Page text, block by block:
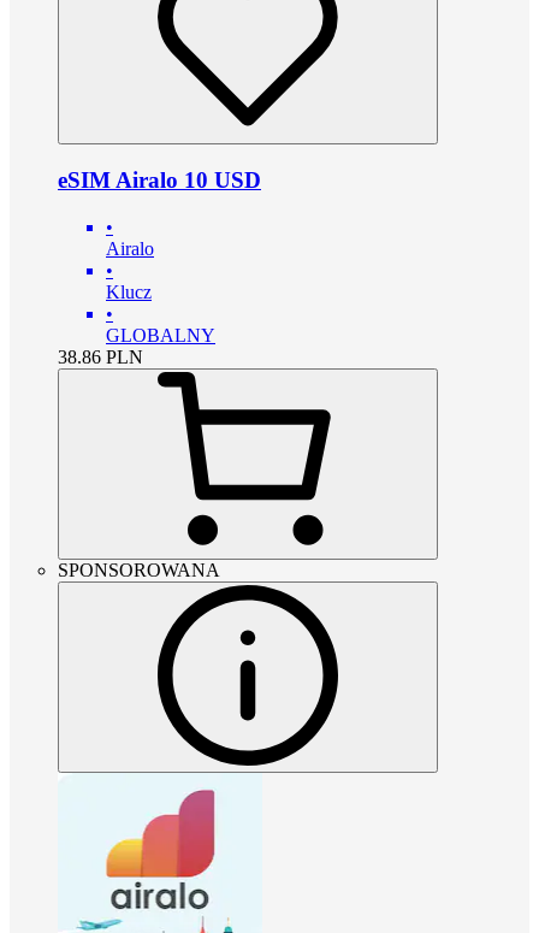
eSIM Airalo 10 USD
•
Airalo
•
Klucz
•
GLOBALNY
38.86 PLN
SPONSOROWANA